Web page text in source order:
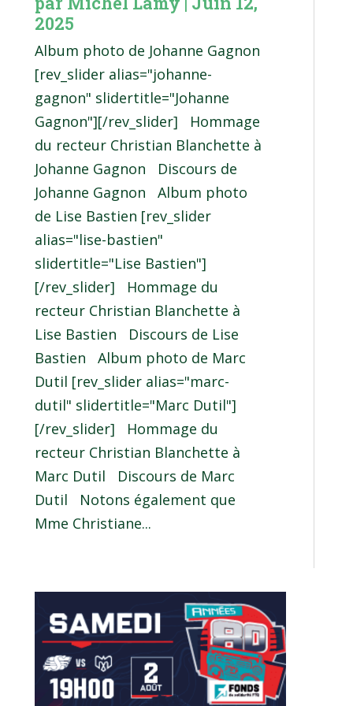
2025
Album photo de Johanne Gagnon
[rev_slider alias="johanne-
gagnon" slidertitle="Johanne
Gagnon"][/rev_slider] Hommage
du recteur Christian Blanchette à
Johanne Gagnon Discours de
Johanne Gagnon Album photo
de Lise Bastien [rev_slider
alias="lise-bastien"
slidertitle="Lise Bastien"]
[/rev_slider] Hommage du
recteur Christian Blanchette à
Lise Bastien Discours de Lise
Bastien Album photo de Marc
Dutil [rev_slider alias="marc-
dutil" slidertitle="Marc Dutil"]
[/rev_slider] Hommage du
recteur Christian Blanchette à
Marc Dutil Discours de Marc
Dutil Notons également que
Mme Christiane...